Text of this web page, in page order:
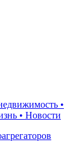
•
• Новости